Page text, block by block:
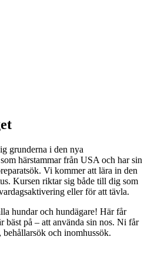
grunderna i den nya
härstammar från USA och har sin
Vi kommer att lära in den
Kursen riktar sig både till dig som
eller för att tävla.
hundar och hundägare! Här får
bäst på – att använda sin nos. Ni får
och inomhussök.